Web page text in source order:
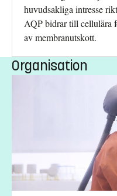
huvudsakliga intresse
AQP bidrar till cellulära
av membranutskott.
Organisation